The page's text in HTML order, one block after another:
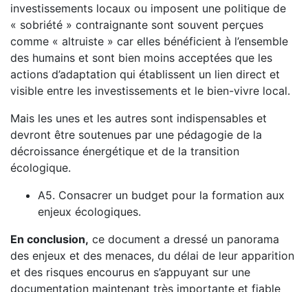
investissements locaux ou imposent une politique de
« sobriété » contraignante sont souvent perçues
comme « altruiste » car elles bénéficient à l’ensemble
des humains et sont bien moins acceptées que les
actions d’adaptation qui établissent un lien direct et
visible entre les investissements et le bien-vivre local.
Mais les unes et les autres sont indispensables et
devront être soutenues par une pédagogie de la
décroissance énergétique et de la transition
écologique.
A5. Consacrer un budget pour la formation aux
enjeux écologiques.
En conclusion, ce document a dressé un panorama
des enjeux et des menaces, du délai de leur apparition
et des risques encourus en s’appuyant sur une
documentation maintenant très importante et fiable